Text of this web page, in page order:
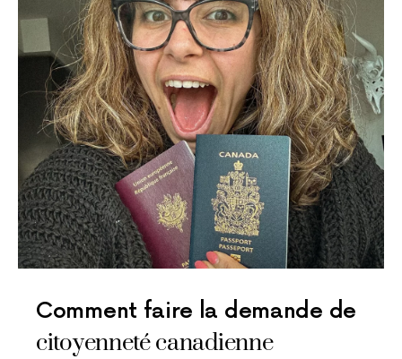
Comment faire la demande de
citoyenneté canadienne